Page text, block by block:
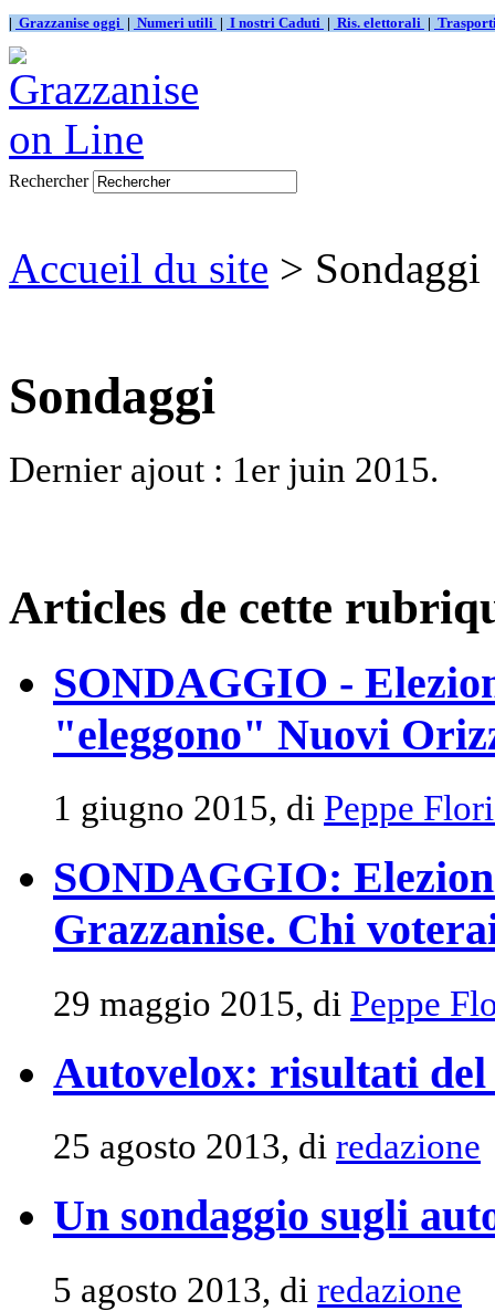
| Grazzanise oggi | Numeri utili | I nostri Caduti | Ris. elettorali |
Rechercher
Accueil du site > Sondaggi
Sondaggi
Dernier ajout : 1er juin 2015.
Articles de cette
SONDAGGIO -
"eleggono" Nuovi
1 giugno 2015, di Peppe
SONDAGGIO:
Grazzanise. Chi
29 maggio 2015, di Peppe
Autovelox: risultati del
25 agosto 2013, di redazione
Un sondaggio sugli
5 agosto 2013, di redazione